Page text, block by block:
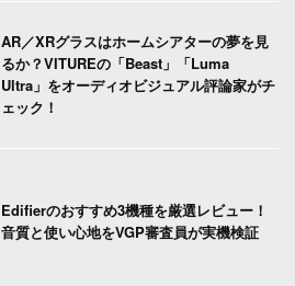
AR／XRグラスはホームシアターの夢を見
るか？VITUREの「Beast」「Luma
Ultra」をオーディオビジュアル評論家がチ
ェック！
Edifierのおすすめ3機種を厳選レビュー！
音質と使い心地をVGP審査員が実機検証